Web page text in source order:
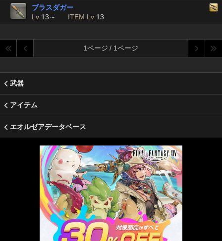
ブラスダガー
Lv 13～ ITEM Lv 13
1ページ / 1ページ
武器
アイテム
エオルゼアデータベース